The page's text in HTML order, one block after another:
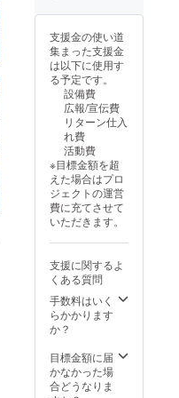
きまし
たは、
発送後
責任を
持って
破棄さ
せてい
ただき
ま
す！！
ご記入
くださ
います
ようよ
ろしく
お願い
いたし
※複数口
のご支
援も可
能でご
非よろ
しくお
願いい
をお送
します
ので、
ご住
所、お
電話番
号 の、
以上3点
入くだ
さいま
すよう
よろし
くお願
いいた
します‪‪´-
情報の
取り扱
いにつ
きまし
たは、
責任を
持って
破棄さ
支援金の使い道
集まった支援金
は以下に使用す
る予定です。
設備費
広報/宣伝費
リターン仕入
れ費
活動費
※目標金額を超
えた場合はプロ
ジェクトの運営
費に充てさせて
いただきます。
支援に関するよ
くある質問
手数料はいく
らかかります
か？
目標金額に届
かなかった場
合どうなりま